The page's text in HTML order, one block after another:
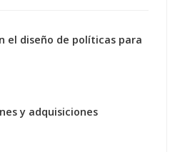
el diseño de políticas para
y adquisiciones